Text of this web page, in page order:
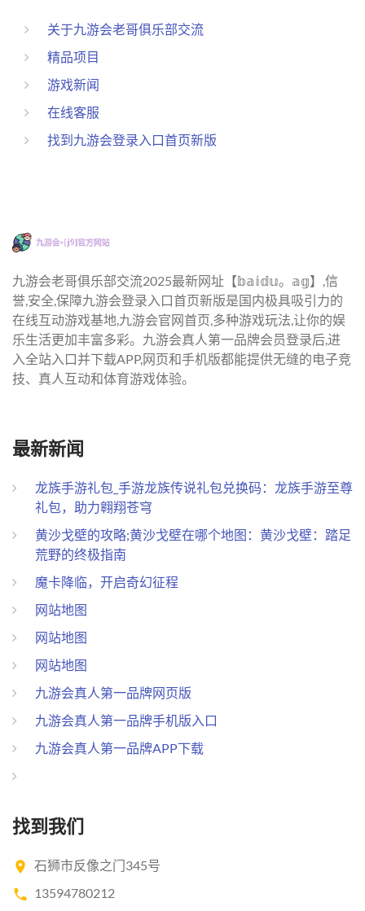
关于九游会老哥俱乐部交流
精品项目
游戏新闻
在线客服
找到九游会登录入口首页新版
九游会老哥俱乐部交流2025最新网址【𝕓𝕒𝕚𝕕𝕦。𝕒𝕘】,信
誉,安全,保障九游会登录入口首页新版是国内极具吸引力的
在线互动游戏基地,九游会官网首页,多种游戏玩法,让你的娱
乐生活更加丰富多彩。九游会真人第一品牌会员登录后,进
入全站入口并下载APP,网页和手机版都能提供无缝的电子竞
技、真人互动和体育游戏体验。
最新新闻
龙族手游礼包_手游龙族传说礼包兑换码：龙族手游至尊
礼包，助力翱翔苍穹
黄沙戈壁的攻略;黄沙戈壁在哪个地图：黄沙戈壁：踏足
荒野的终极指南
魔卡降临，开启奇幻征程
网站地图
网站地图
网站地图
九游会真人第一品牌网页版
九游会真人第一品牌手机版入口
九游会真人第一品牌APP下载
找到我们
石狮市反像之门345号
13594780212